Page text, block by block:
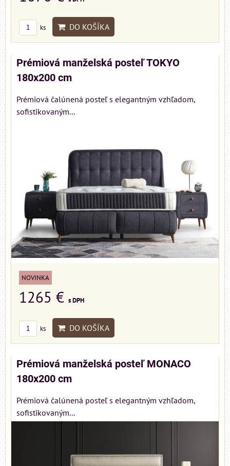
ks DO KOŠÍKA
Prémiová manželská posteľ TOKYO
180x200 cm
Prémiová čalúnená posteľ s elegantným vzhľadom,
sofistikovaným...
NOVINKA
1265 € s DPH
ks DO KOŠÍKA
Prémiová manželská posteľ MONACO
180x200 cm
Prémiová čalúnená posteľ s elegantným vzhľadom,
sofistikovaným...